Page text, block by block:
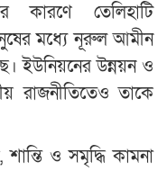
কারণে তেলিহাটি
মধ্যে নূরুল আমীন
ইউনিয়নের উন্নয়ন ও
রাজনীতিতেও তাকে
ও সমৃদ্ধি কামনা